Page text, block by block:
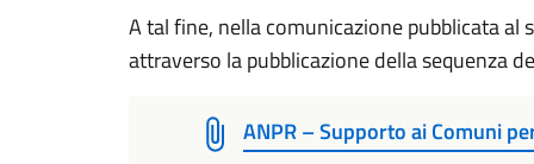
A tal fine, nella comunicazione pubblicata
attraverso la pubblicazione della sequenza
ANPR – Supporto ai Comuni